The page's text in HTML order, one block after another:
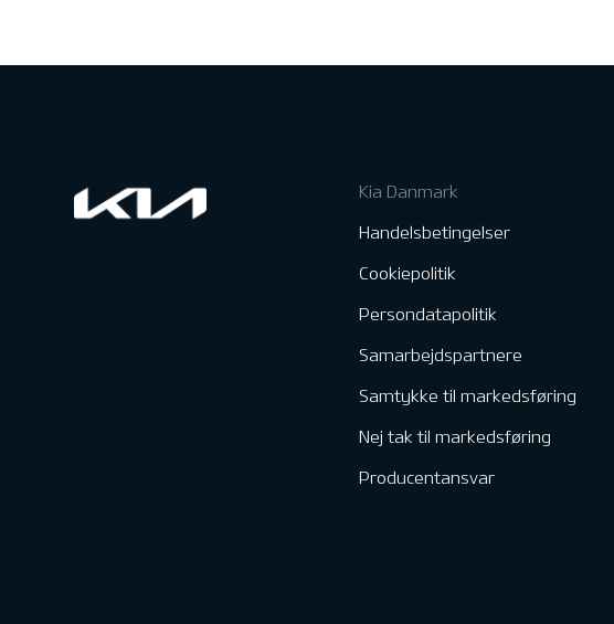
Kia Danmark
Handelsbetingelser
Cookiepolitik
Persondatapolitik
Samarbejdspartnere
Samtykke til markedsføring
Nej tak til markedsføring
Producentansvar